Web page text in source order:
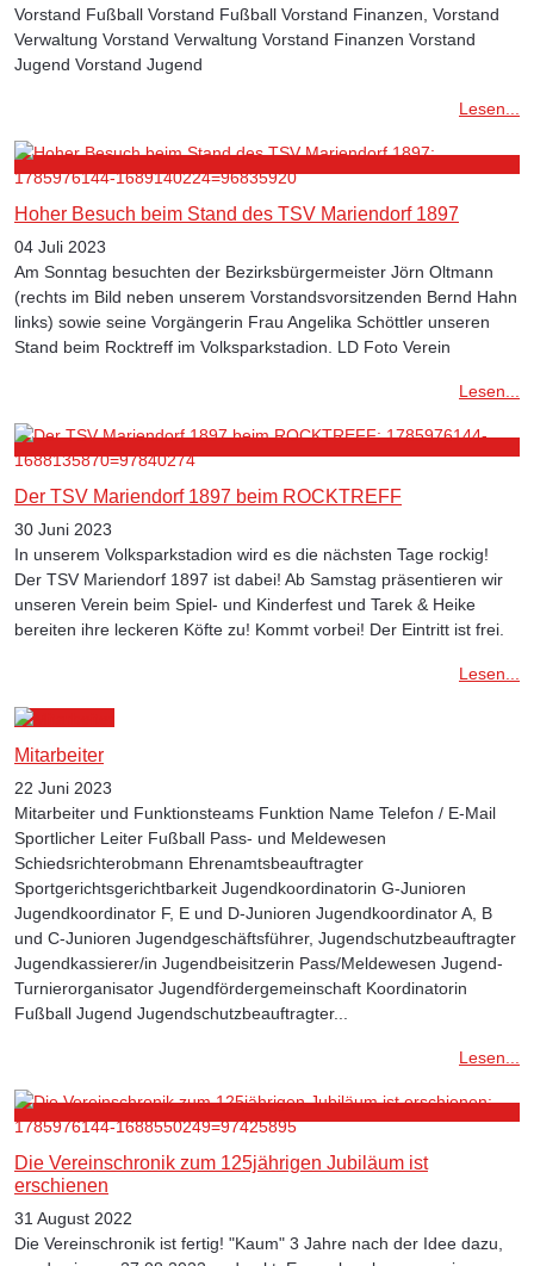
Vorstand Fußball Vorstand Fußball Vorstand Finanzen, Vorstand
Verwaltung Vorstand Verwaltung Vorstand Finanzen Vorstand
Jugend Vorstand Jugend
Lesen...
Hoher Besuch beim Stand des TSV Mariendorf 1897
04 Juli 2023
Am Sonntag besuchten der Bezirksbürgermeister Jörn Oltmann
(rechts im Bild neben unserem Vorstandsvorsitzenden Bernd Hahn
links) sowie seine Vorgängerin Frau Angelika Schöttler unseren
Stand beim Rocktreff im Volksparkstadion. LD Foto Verein
Lesen...
Der TSV Mariendorf 1897 beim ROCKTREFF
30 Juni 2023
In unserem Volksparkstadion wird es die nächsten Tage rockig!
Der TSV Mariendorf 1897 ist dabei! Ab Samstag präsentieren wir
unseren Verein beim Spiel- und Kinderfest und Tarek & Heike
bereiten ihre leckeren Köfte zu! Kommt vorbei! Der Eintritt ist frei.
Lesen...
Mitarbeiter
22 Juni 2023
Mitarbeiter und Funktionsteams Funktion Name Telefon / E-Mail
Sportlicher Leiter Fußball Pass- und Meldewesen
Schiedsrichterobmann Ehrenamtsbeauftragter
Sportgerichtsgerichtbarkeit Jugendkoordinatorin G-Junioren
Jugendkoordinator F, E und D-Junioren Jugendkoordinator A, B
und C-Junioren Jugendgeschäftsführer, Jugendschutzbeauftragter
Jugendkassierer/in Jugendbeisitzerin Pass/Meldewesen Jugend-
Turnierorganisator Jugendfördergemeinschaft Koordinatorin
Fußball Jugend Jugendschutzbeauftragter...
Lesen...
Die Vereinschronik zum 125jährigen Jubiläum ist
erschienen
31 August 2022
Die Vereinschronik ist fertig! "Kaum" 3 Jahre nach der Idee dazu,